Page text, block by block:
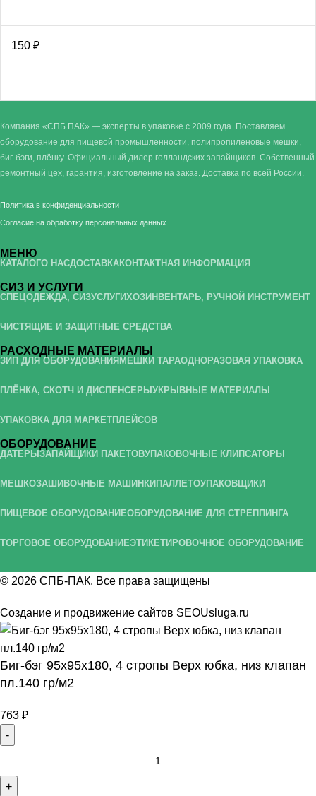
150 ₽
Компания «СПБ ПАК» — эксперты в упаковке с 2009 года. Поставляем
оборудование для пищевой промышленности, полипропиленовые мешки,
биг-бэги, плёнку. Официальный дилер голландских запайщиков. Собственный
ремонтный цех, гарантия, изготовление на заказ. Доставка по всей России.
Политика в конфиденциальности
Согласие на обработку персональных данных
МЕНЮ
КАТАЛОГО НАСДОСТАВКАКОНТАКТНАЯ ИНФОРМАЦИЯ
СИЗ И УСЛУГИ
СПЕЦОДЕЖДА, СИЗУСЛУГИХОЗИНВЕНТАРЬ, РУЧНОЙ ИНСТРУМЕНТ
ЧИСТЯЩИЕ И ЗАЩИТНЫЕ СРЕДСТВА
РАСХОДНЫЕ МАТЕРИАЛЫ
ЗИП ДЛЯ ОБОРУДОВАНИЯ МЕШКИ ТАРАОДНОРАЗОВАЯ УПАКОВКА
ПЛЁНКА, СКОТЧ И ДИСПЕНСЕРЫ УКРЫВНЫЕ МАТЕРИАЛЫ
УПАКОВКА ДЛЯ МАРКЕТПЛЕЙСОВ
ОБОРУДОВАНИЕ
ДАТЕРЫ ЗАПАЙЩИКИ ПАКЕТОВУПАКОВОЧНЫЕ КЛИПСАТОРЫ
МЕШКОЗАШИВОЧНЫЕ МАШИНКИ ПАЛЛЕТОУПАКОВЩИКИ
ПИЩЕВОЕ ОБОРУДОВАНИЕОБОРУДОВАНИЕ ДЛЯ СТРЕППИНГА
ТОРГОВОЕ ОБОРУДОВАНИЕЭТИКЕТИРОВОЧНОЕ ОБОРУДОВАНИЕ
© 2026 СПБ-ПАК. Все права защищены
Создание и продвижение сайтов SEOUsluga.ru
Биг-бэг 95х95х180, 4 стропы Верх юбка, низ клапан
пл.140 гр/м2
763 ₽